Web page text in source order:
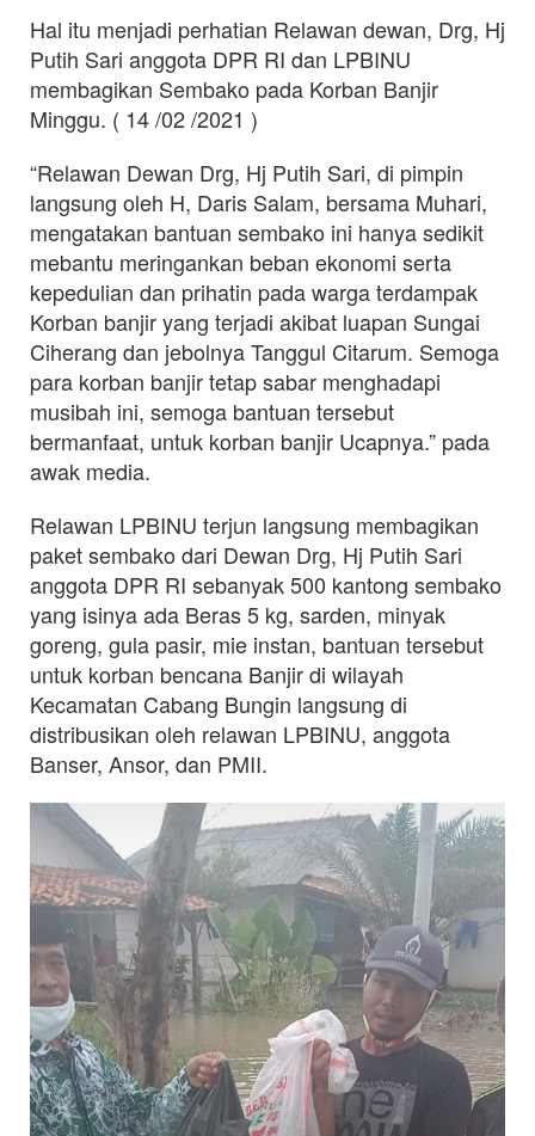
Hal itu menjadi perhatian Relawan dewan, Drg, Hj
Putih Sari anggota DPR RI dan LPBINU
membagikan Sembako pada Korban Banjir
Minggu. ( 14 /02 /2021 )
“Relawan Dewan Drg, Hj Putih Sari, di pimpin
langsung oleh H, Daris Salam, bersama Muhari,
mengatakan bantuan sembako ini hanya sedikit
mebantu meringankan beban ekonomi serta
kepedulian dan prihatin pada warga terdampak
Korban banjir yang terjadi akibat luapan Sungai
Ciherang dan jebolnya Tanggul Citarum. Semoga
para korban banjir tetap sabar menghadapi
musibah ini, semoga bantuan tersebut
bermanfaat, untuk korban banjir Ucapnya.” pada
awak media.
Relawan LPBINU terjun langsung membagikan
paket sembako dari Dewan Drg, Hj Putih Sari
anggota DPR RI sebanyak 500 kantong sembako
yang isinya ada Beras 5 kg, sarden, minyak
goreng, gula pasir, mie instan, bantuan tersebut
untuk korban bencana Banjir di wilayah
Kecamatan Cabang Bungin langsung di
distribusikan oleh relawan LPBINU, anggota
Banser, Ansor, dan PMII.